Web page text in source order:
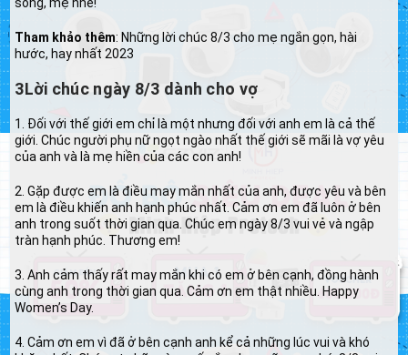
Tham khảo thêm: Những lời chúc 8/3 cho mẹ ngắn gọn, hài
hước, hay nhất 2023
3Lời chúc ngày 8/3 dành cho vợ
1. Đối với thế giới em chỉ là một nhưng đối với anh em là cả thế
giới. Chúc người phụ nữ ngọt ngào nhất thế giới sẽ mãi là vợ yêu
của anh và là mẹ hiền của các con anh!
2. Gặp được em là điều may mắn nhất của anh, được yêu và bên
em là điều khiến anh hạnh phúc nhất. Cảm ơn em đã luôn ở bên
anh trong suốt thời gian qua. Chúc em ngày 8/3 vui vẻ và ngập
tràn hạnh phúc. Thương em!
3. Anh cảm thấy rất may mắn khi có em ở bên cạnh, đồng hành
cùng anh trong thời gian qua. Cảm ơn em thật nhiều. Happy
Women’s Day.
4. Cảm ơn em vì đã ở bên cạnh anh kể cả những lúc vui và khó